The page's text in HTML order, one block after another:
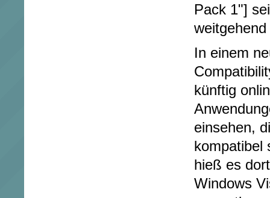
Pack 1"]
In einem
künftig
einsehen,
kompatibel
hieß es
Windows